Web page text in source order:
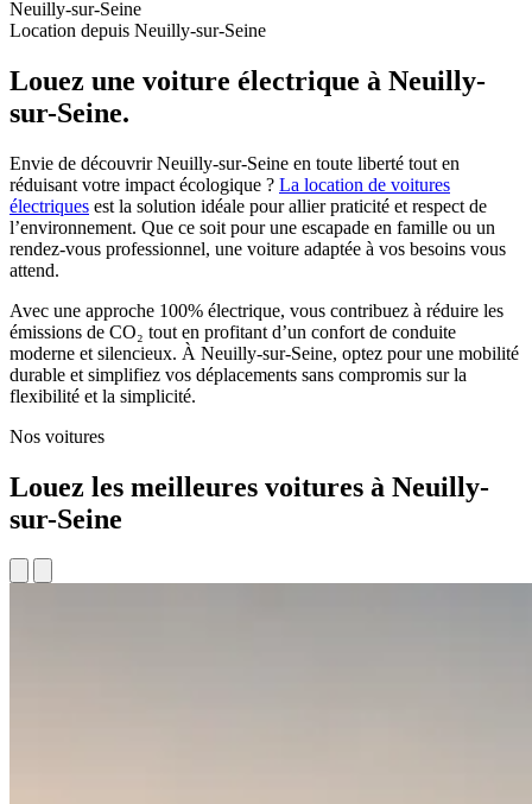
Neuilly-sur-Seine
Location depuis Neuilly-sur-Seine
Louez une voiture électrique à Neuilly-
sur-Seine.
Envie de découvrir Neuilly-sur-Seine en toute liberté tout en
réduisant votre impact écologique ? La location de voitures
électriques est la solution idéale pour allier praticité et respect de
l’environnement. Que ce soit pour une escapade en famille ou un
rendez-vous professionnel, une voiture adaptée à vos besoins vous
attend.
Avec une approche 100% électrique, vous contribuez à réduire les
émissions de CO₂ tout en profitant d’un confort de conduite
moderne et silencieux. À Neuilly-sur-Seine, optez pour une mobilité
durable et simplifiez vos déplacements sans compromis sur la
flexibilité et la simplicité.
Nos voitures
Louez les meilleures voitures à Neuilly-
sur-Seine